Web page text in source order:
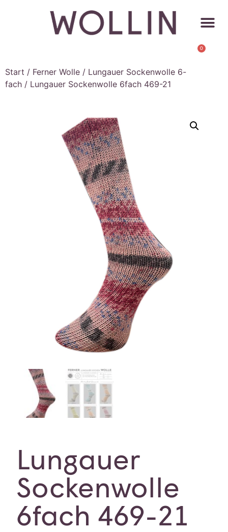
0
Start / Ferner Wolle / Lungauer Sockenwolle 6-
fach / Lungauer Sockenwolle 6fach 469-21
Lungauer
Sockenwolle
6fach 469-21